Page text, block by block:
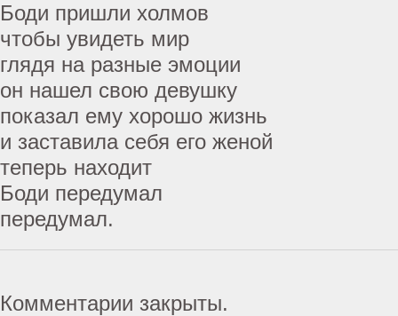
Боди пришли холмов
чтобы увидеть мир
глядя на разные эмоции
он нашел свою девушку
показал ему хорошо жизнь
и заставила себя его женой
теперь находит
Боди передумал
передумал.
Комментарии закрыты.